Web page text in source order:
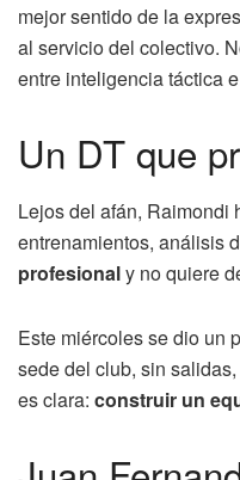
mejor sentido de la
al servicio del colectivo.
entre inteligencia táctica e
Un DT que
Lejos del afán, Raimondi
entrenamientos, análisis
profesionaly no quiere
Este miércoles se dio un
sede del club, sin
es clara: construir un